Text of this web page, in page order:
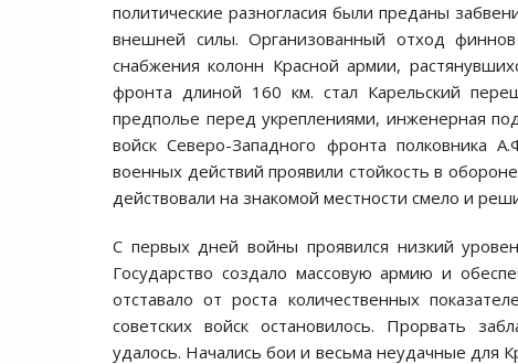
политические разногласия были преданы
внешней силы. Организованный отход
снабжения колонн Красной армии,
фронта длиной 160 км. стал Карельский
предполье перед укреплениями, инженерная
войск Северо-Западного фронта полковника
военных действий проявили стойкость в
действовали на знакомой местности смело и
С первых дней войны проявился низкий
Государство создало массовую армию и
отставало от роста количественных
советских войск остановилось. Прорвать
удалось. Начались бои и весьма неудачные для